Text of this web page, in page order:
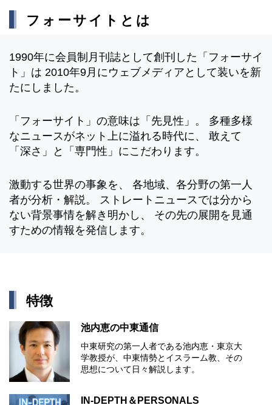
フォーサイトとは
1990年に会員制月刊誌として創刊した「フォーサイ
ト」は 2010年9月にウェブメディアとして装いを新
たにしました。
「フォーサイト」の意味は「先見性」。 多種多様
なニュースがネット上に溢れる時代に、 敢えて
「深さ」と「専門性」にこだわります。
激動する世界の事象を、 各地域、各分野の第一人
者が分析・解説。 ストレートニュースでは分から
ない背景事情を解き明かし、 その先の展開を見通
すための情報を発信します。
特徴
池内恵の中東通信
中東研究の第⼀⼈者である池内恵・東京⼤
学教授が、中東情勢とイスラーム教、その
思想について⽇々解説します。
IN-DEPTH＆PERSONALS